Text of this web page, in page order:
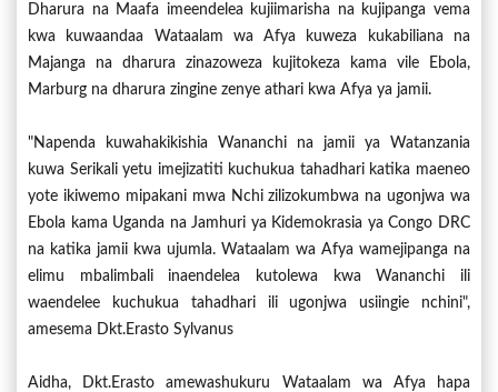
Dharura na Maafa imeendelea kujiimarisha na kujipanga vema
kwa kuwaandaa Wataalam wa Afya kuweza kukabiliana na
Majanga na dharura zinazoweza kujitokeza kama vile Ebola,
Marburg na dharura zingine zenye athari kwa Afya ya jamii.
"Napenda kuwahakikishia Wananchi na jamii ya Watanzania
kuwa Serikali yetu imejizatiti kuchukua tahadhari katika maeneo
yote ikiwemo mipakani mwa Nchi zilizokumbwa na ugonjwa wa
Ebola kama Uganda na Jamhuri ya Kidemokrasia ya Congo DRC
na katika jamii kwa ujumla. Wataalam wa Afya wamejipanga na
elimu mbalimbali inaendelea kutolewa kwa Wananchi ili
waendelee kuchukua tahadhari ili ugonjwa usiingie nchini",
amesema Dkt.Erasto Sylvanus
Aidha, Dkt.Erasto amewashukuru Wataalam wa Afya hapa